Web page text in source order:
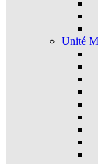
Unité